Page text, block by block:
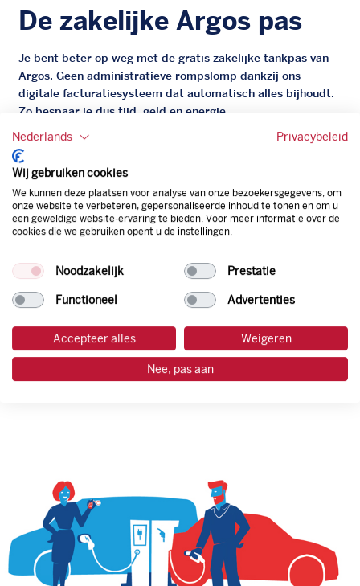
De zakelijke Argos pas
Je bent beter op weg met de gratis zakelijke tankpas van
Argos. Geen administratieve rompslomp dankzij ons
digitale facturatiesysteem dat automatisch alles bijhoudt.
Zo bespaar je dus tijd, geld en energie.
Onze tankpas is super flexibel, zo geniet je van het gemak
van een flexibele limiet, zit je niet vast aan een contract en
bepaal je zelf of er wel of geen andere producten dan
brandstof mee betaalt kunnen worden.
Bovendien profiteer je altijd van een gegarandeerde
korting. Mocht de pompprijs toch lager zijn dan betaal je
van de laagste prijs.
laadpas aanvragen
Nederlands Privacybeleid
Wij gebruiken cookies
We kunnen deze plaatsen voor analyse van onze bezoekersgegevens, om
onze website te verbeteren, gepersonaliseerde inhoud te tonen en om u
een geweldige website-ervaring te bieden. Voor meer informatie over de
cookies die we gebruiken opent u de instellingen.
Noodzakelijk Prestatie
Functioneel Advertenties
Accepteer alles Weigeren
Nee, pas aan